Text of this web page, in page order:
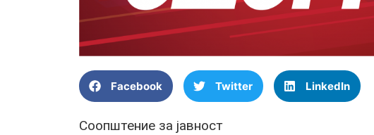
Facebook Twitter LinkedIn
Соопштение за јавност